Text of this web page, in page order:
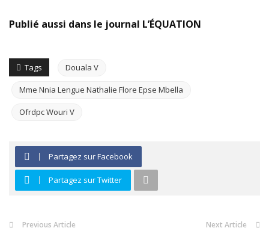
Publié aussi dans le journal L’ÉQUATION
Tags Douala V
Mme Nnia Lengue Nathalie Flore Epse Mbella
Ofrdpc Wouri V
Partagez sur Facebook
Partagez sur Twitter
Previous Article Next Article